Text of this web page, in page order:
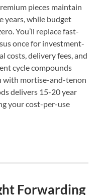
pieces maintain
years, while budget
You’ll replace fast-
once for investment-
costs, delivery fees, and
cycle compounds
with mortise-and-tenon
delivers 15-20 year
your cost-per-use
Forwarding